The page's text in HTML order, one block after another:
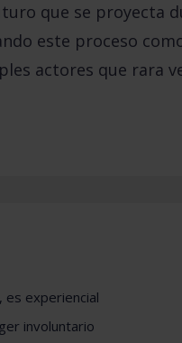
que se proyecta
este proceso
actores que rara
es experiencial
involuntario